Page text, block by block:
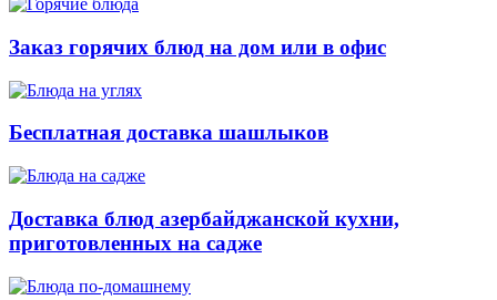
Заказ горячих блюд на дом или в офис
Бесплатная доставка шашлыков
Доставка блюд азербайджанской кухни,
приготовленных на садже